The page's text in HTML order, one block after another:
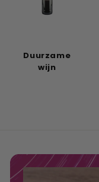
Duurzame
wijn